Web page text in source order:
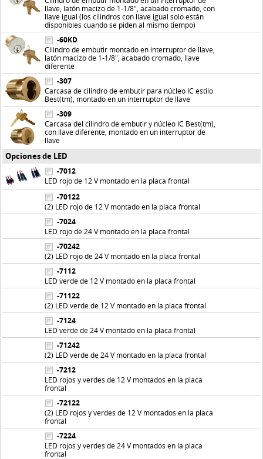
llave, latón macizo de 1-1/8", acabado cromado, con
llave igual (los cilindros con llave igual solo están
disponibles cuando se piden al mismo tiempo)
-60KD
Cilindro de embutir montado en interruptor de llave,
latón macizo de 1-1/8", acabado cromado, llave
diferente
-307
Carcasa de cilindro de embutir para núcleo IC estilo
Best(tm), montado en un interruptor de llave
-309
Carcasa del cilindro de embutir y núcleo IC Best(tm),
con llave diferente, montado en un interruptor de
llave
Opciones de LED
-7012
LED rojo de 12 V montado en la placa frontal
-70122
(2) LED rojo de 12 V montado en la placa frontal
-7024
LED rojo de 24 V montado en la placa frontal
-70242
(2) LED rojo de 24 V montado en la placa frontal
-7112
LED verde de 12 V montado en la placa frontal
-71122
(2) LED verde de 12 V montado en la placa frontal
-7124
LED verde de 24 V montado en la placa frontal
-71242
(2) LED verde de 24 V montado en la placa frontal
-7212
LED rojos y verdes de 12 V montados en la placa
frontal
-72122
(2) LED rojos y verdes de 12 V montados en la placa
frontal
-7224
LED rojos y verdes de 24 V montados en la placa
frontal